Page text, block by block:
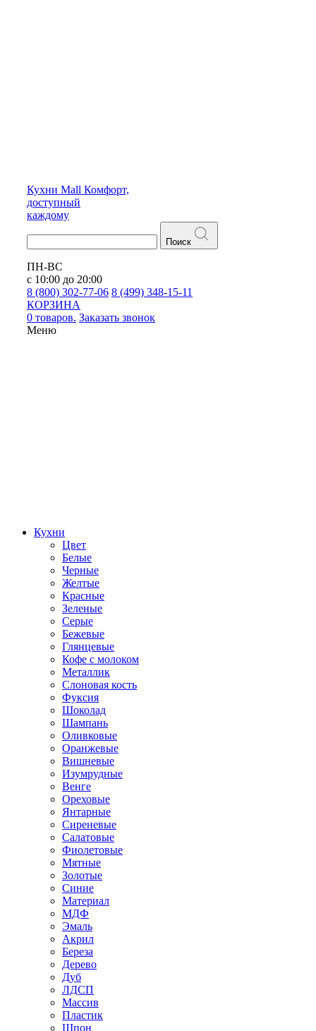
Кухни Mall Комфорт,
доступный
каждому
Поиск
ПН-ВС
с 10:00 до 20:00
8 (800) 302-77-06 8 (499) 348-15-11
КОРЗИНА
0 товаров. Заказать звонок
Меню
Кухни
Цвет
Белые
Черные
Желтые
Красные
Зеленые
Серые
Бежевые
Глянцевые
Кофе с молоком
Металлик
Слоновая кость
Фуксия
Шоколад
Шампань
Оливковые
Оранжевые
Вишневые
Изумрудные
Венге
Ореховые
Янтарные
Сиреневые
Салатовые
Фиолетовые
Мятные
Золотые
Синие
Материал
МДФ
Эмаль
Акрил
Береза
Дерево
Дуб
ЛДСП
Массив
Пластик
Шпон